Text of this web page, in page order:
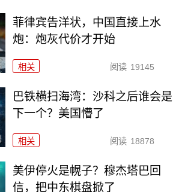
菲律宾告洋状，中国直接上水
炮：炮灰代价才开始
相关 阅读 19145
巴铁横扫海湾：沙科之后谁会是
下一个？美国懵了
相关 阅读 18878
美伊停火是幌子？穆杰塔巴回
信，把中东棋盘掀了